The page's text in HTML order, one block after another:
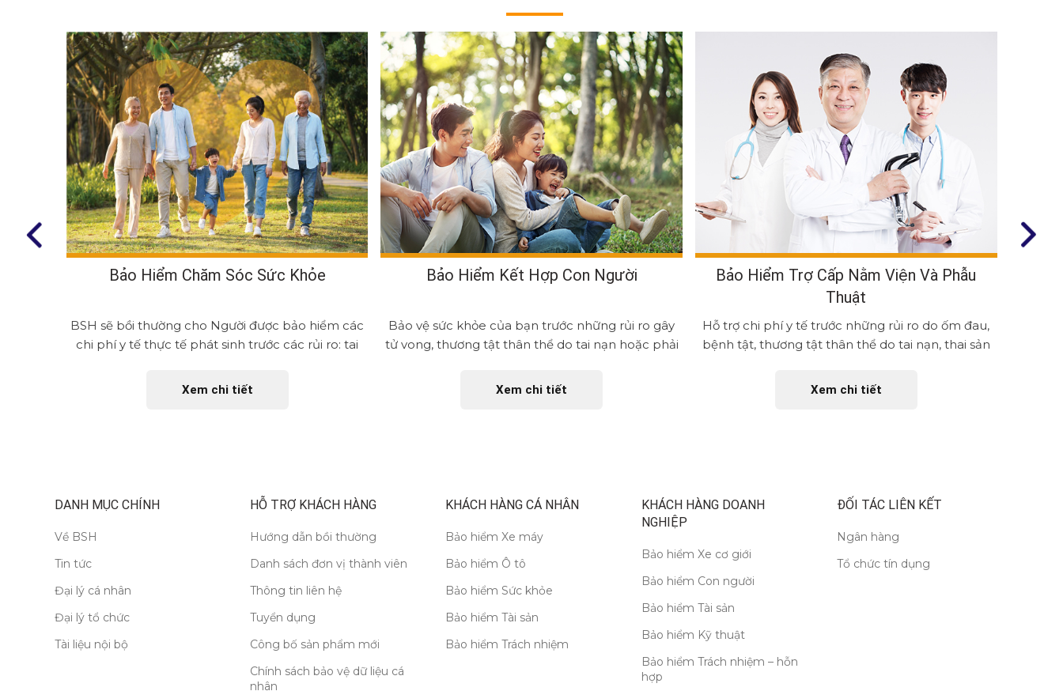
Bảo Hiểm Chăm Sóc Sức Khỏe
BSH sẽ bồi thường cho Người được bảo hiểm các
chi phí y tế thực tế phát sinh trước các rủi ro: tai
Xem chi tiết
Bảo Hiểm Kết Hợp Con Người
Bảo vệ sức khỏe của bạn trước những rủi ro gây
tử vong, thương tật thân thể do tai nạn hoặc phải
Xem chi tiết
Bảo Hiểm Trợ Cấp Nằm Viện Và Phẫu
Thuật
Hỗ trợ chi phí y tế trước những rủi ro do ốm đau,
bệnh tật, thương tật thân thể do tai nạn, thai sản
Xem chi tiết
DANH MỤC CHÍNH
Về BSH
Tin tức
Đại lý cá nhân
Đại lý tổ chức
Tài liệu nội bộ
HỖ TRỢ KHÁCH HÀNG
Hướng dẫn bồi thường
Danh sách đơn vị thành viên
Thông tin liên hệ
Tuyển dụng
Công bố sản phẩm mới
Chính sách bảo vệ dữ liệu cá
nhân
KHÁCH HÀNG CÁ NHÂN
Bảo hiểm Xe máy
Bảo hiểm Ô tô
Bảo hiểm Sức khỏe
Bảo hiểm Tài sản
Bảo hiểm Trách nhiệm
KHÁCH HÀNG DOANH
NGHIỆP
Bảo hiểm Xe cơ giới
Bảo hiểm Con người
Bảo hiểm Tài sản
Bảo hiểm Kỹ thuật
Bảo hiểm Trách nhiệm – hỗn
hợp
ĐỐI TÁC LIÊN KẾT
Ngân hàng
Tổ chức tín dụng